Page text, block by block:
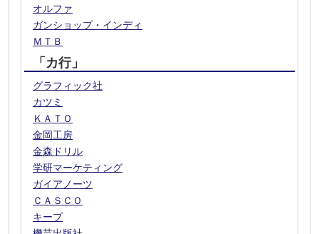
オルファ
ガンショップ・インディ
ＭＴＢ
「カ行」
グラフィック社
カツミ
ＫＡＴＯ
金岡工房
金森ドリル
学研マーケティング
ガイアノーツ
ＣＡＳＣＯ
キープ